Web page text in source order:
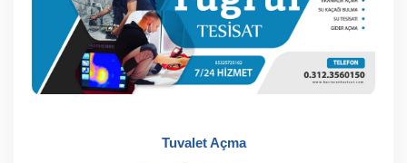
Tuvalet Açma